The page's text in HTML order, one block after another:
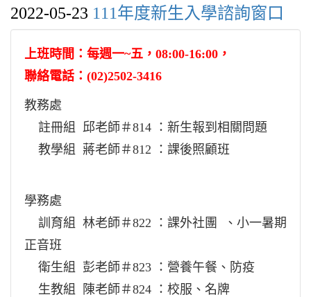
2022-05-23 111年度新生入學諮詢窗口
上班時間：每週一~五，08:00-16:00，
聯絡電話：(02)2502-3416
教務處
註冊組 邱老師＃814 ：新生報到相關問題
教學組 蔣老師＃812 ：課後照顧班
學務處
訓育組 林老師＃822 ：課外社團 、小一暑期
正音班
衛生組 彭老師＃823 ：營養午餐、防疫
生教組 陳老師＃824 ：校服、名牌